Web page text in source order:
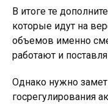
В итоге те
которые идут на
объемов именно
работают и
Однако нужно
госрегулирования